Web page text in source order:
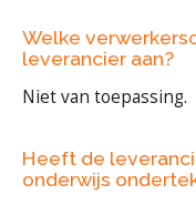
Welke
leverancier aan?
Niet van toepassing.
Heeft de
onderwijs